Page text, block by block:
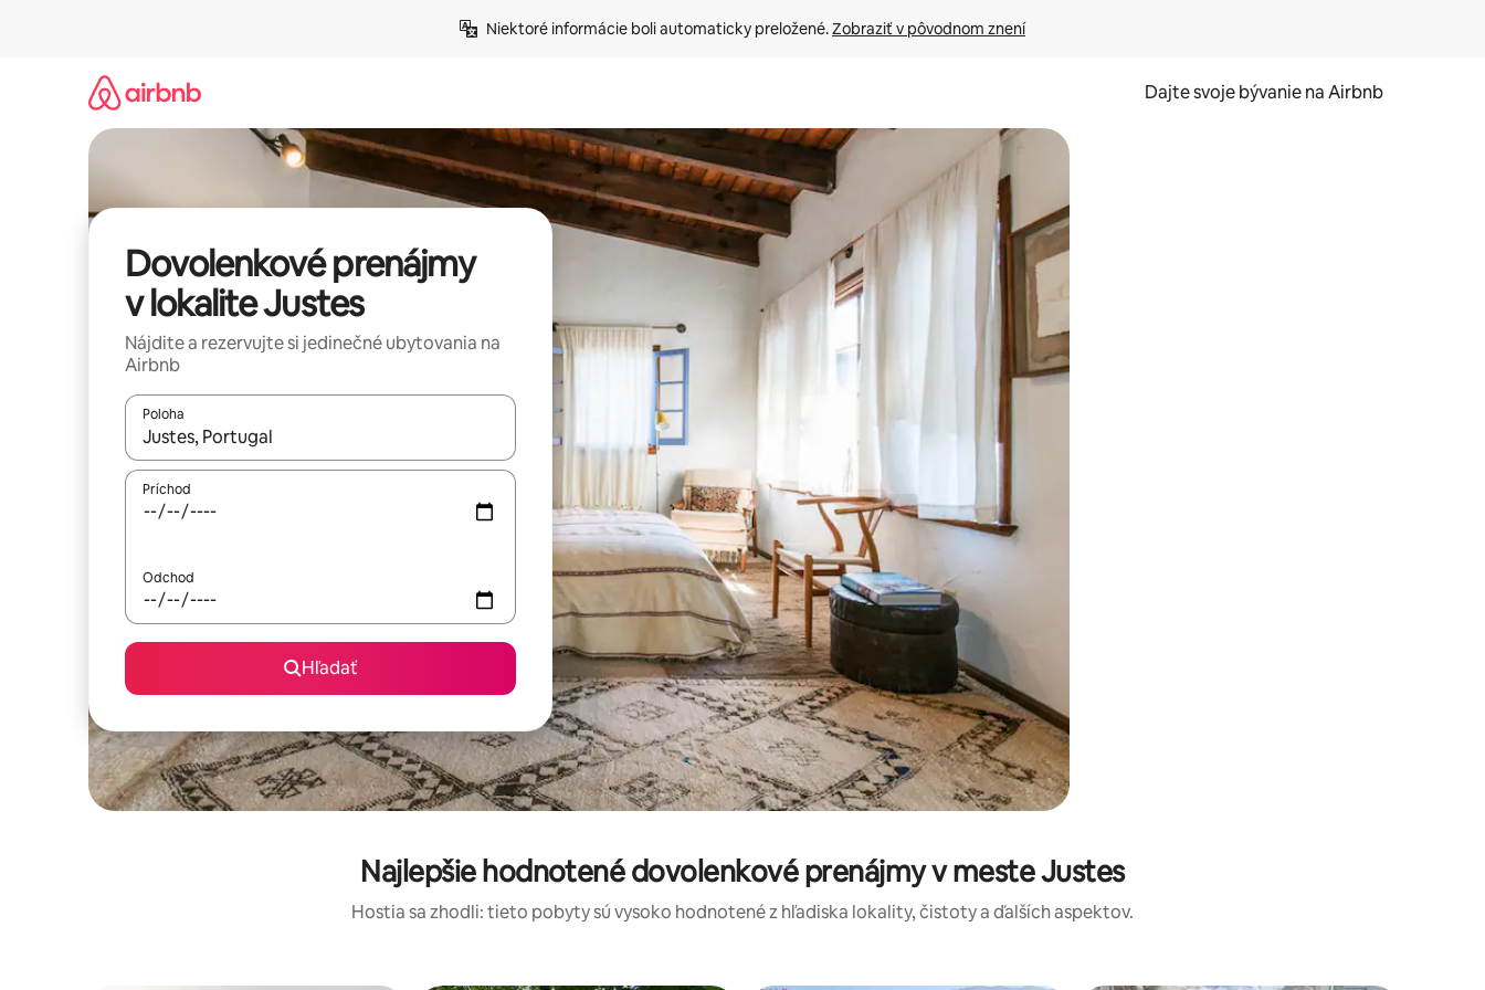
Niektoré informácie boli automaticky preložené. Zobraziť v pôvodnom znení
Dajte svoje bývanie na Airbnb
Dovolenkové prenájmy
v lokalite Justes
Nájdite a rezervujte si jedinečné ubytovania na
Airbnb
Poloha
Keď budú výsledky k dispozícii, môžete si ich prechádzať pomocou klávesov so šípkami nahor a nadol alebo ich preskúmať pomocou dotykových gest či potiahnutia prstom.
Príchod
Odchod
Hľadať
Najlepšie hodnotené dovolenkové prenájmy v meste Justes
Hostia sa zhodli: tieto pobyty sú vysoko hodnotené z hľadiska lokality, čistoty a ďalších aspektov.